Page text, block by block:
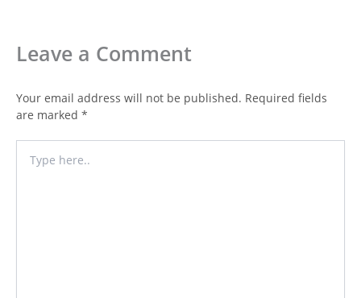
Leave a Comment
Your email address will not be published. Required fields
are marked *
here..